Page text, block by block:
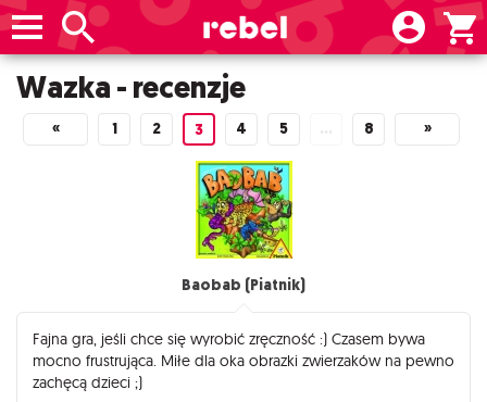
Wazka - recenzje
« 1 2 3 4 5 … 8 »
Baobab (Piatnik)
Fajna gra, jeśli chce się wyrobić zręczność :) Czasem bywa
mocno frustrująca. Miłe dla oka obrazki zwierzaków na pewno
zachęcą dzieci ;)